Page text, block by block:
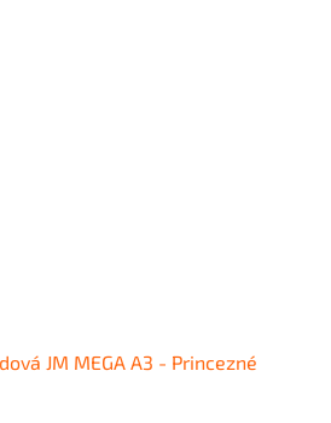
JM MEGA A3 - Princezné